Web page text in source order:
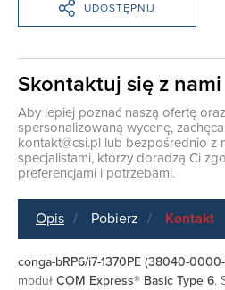
UDOSTĘPNIJ
Skontaktuj się z nami
Aby lepiej poznać naszą ofertę
spersonalizowaną wycenę,
kontakt@csi.pl lub bezpośrednio z
specjalistami, którzy doradzą Ci
preferencjami i potrzebami.
Opis Pobierz Kontakt
conga-bRP6/i7-1370PE (38040-0000-
moduł COM Express® Basic Type 6.